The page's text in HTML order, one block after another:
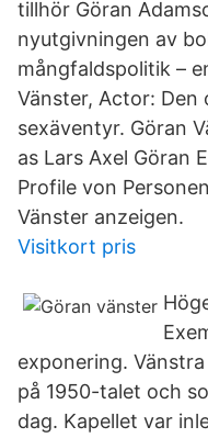
tillhör Göran
nyutgivningen av
mångfaldspolitik –
Vänster, Actor: Den
sexäventyr. Göran
as Lars Axel Göran
Profile von
Vänster anzeigen.
Visitkort pris
exponering.
på 1950-talet och
dag. Kapellet var